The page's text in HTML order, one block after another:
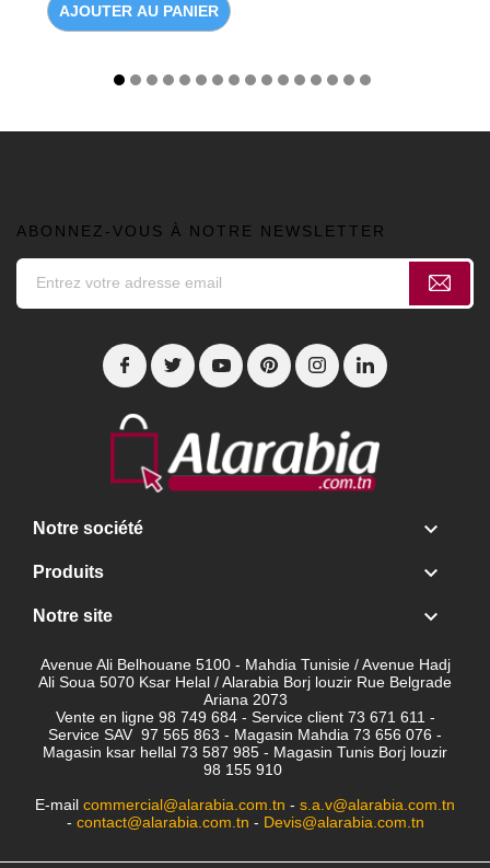
AJOUTER AU PANIER
ABONNEZ-VOUS À NOTRE NEWSLETTER
Notre société 
Produits 
Notre site 
Avenue Ali Belhouane 5100 - Mahdia Tunisie / Avenue Hadj
Ali Soua 5070 Ksar Helal / Alarabia Borj louzir Rue Belgrade
Ariana 2073
Vente en ligne 98 749 684 - Service client 73 671 611 -
Service SAV 97 565 863 - Magasin Mahdia 73 656 076 -
Magasin ksar hellal 73 587 985 - Magasin Tunis Borj louzir
98 155 910
E-mail commercial@alarabia.com.tn - s.a.v@alarabia.com.tn
- contact@alarabia.com.tn - Devis@alarabia.com.tn